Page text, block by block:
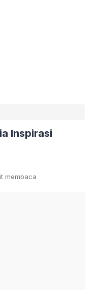
Inspirasi
membaca